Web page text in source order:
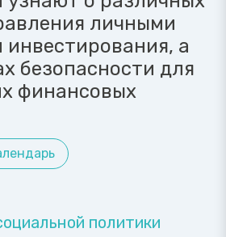
личными
а
безопасности для
финансовых
политики